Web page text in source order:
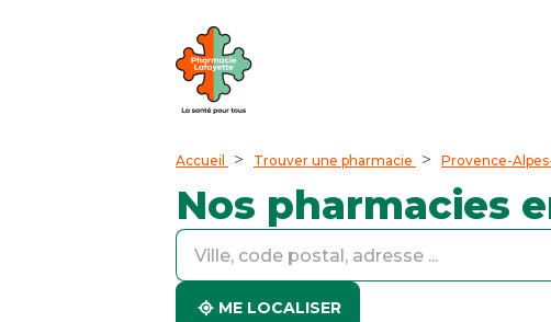
Accueil Trouver une pharmacie Provence-
Nos pharmacies
accessibility.searchform.label.searchformaccessibility.searchform.label.searchinput
accessibility.searchform.autocomplete_status
ME LOCALISER